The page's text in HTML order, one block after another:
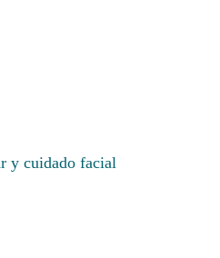
y cuidado facial